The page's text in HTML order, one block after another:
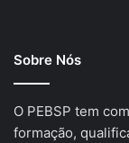
Sobre Nós
O PEBSP tem
formação,